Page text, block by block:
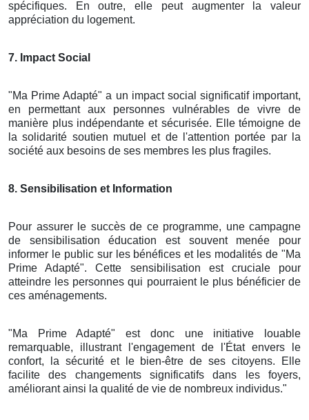
spécifiques. En outre, elle peut augmenter la valeur
appréciation du logement.
7. Impact Social
"Ma Prime Adapté" a un impact social significatif important,
en permettant aux personnes vulnérables de vivre de
manière plus indépendante et sécurisée. Elle témoigne de
la solidarité soutien mutuel et de l'attention portée par la
société aux besoins de ses membres les plus fragiles.
8. Sensibilisation et Information
Pour assurer le succès de ce programme, une campagne
de sensibilisation éducation est souvent menée pour
informer le public sur les bénéfices et les modalités de "Ma
Prime Adapté". Cette sensibilisation est cruciale pour
atteindre les personnes qui pourraient le plus bénéficier de
ces aménagements.
"Ma Prime Adapté" est donc une initiative louable
remarquable, illustrant l'engagement de l'État envers le
confort, la sécurité et le bien-être de ses citoyens. Elle
facilite des changements significatifs dans les foyers,
améliorant ainsi la qualité de vie de nombreux individus."